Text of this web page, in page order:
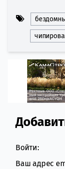
Войти:
Ваш адрес